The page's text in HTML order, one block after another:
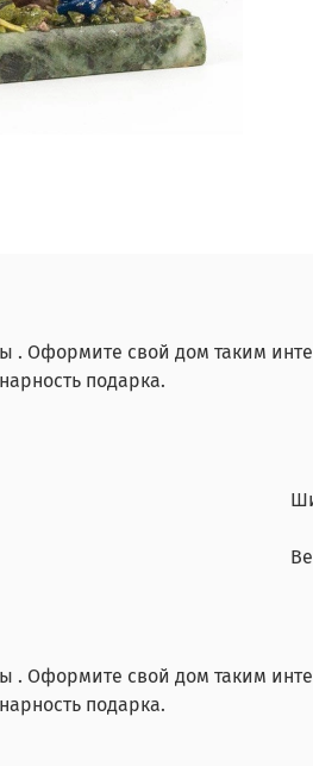
Оформите свой дом таким
подарка.
Оформите свой дом таким
подарка.